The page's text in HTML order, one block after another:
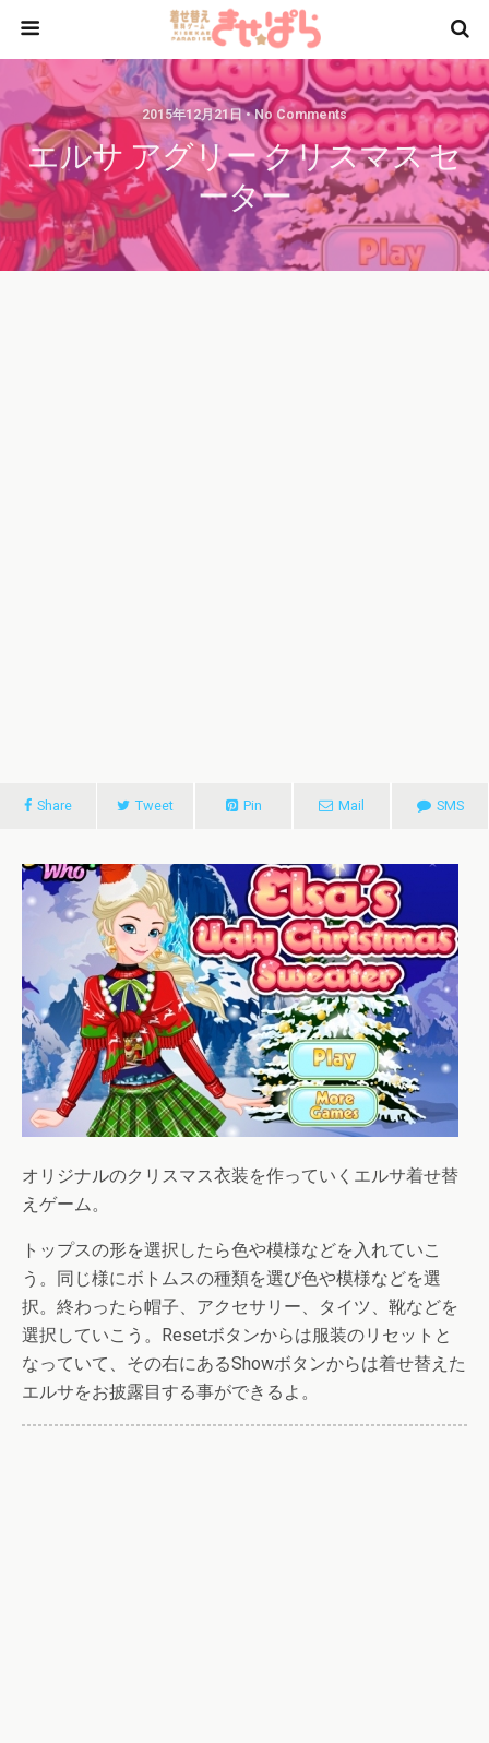
2015年12月21日 • No Comments
エルサ アグリー クリスマス セ
ーター
Share Tweet Pin Mail SMS
オリジナルのクリスマス衣装を作っていくエルサ着せ替
えゲーム。
トップスの形を選択したら色や模様などを入れていこ
う。同じ様にボトムスの種類を選び色や模様などを選
択。終わったら帽子、アクセサリー、タイツ、靴などを
選択していこう。Resetボタンからは服装のリセットと
なっていて、その右にあるShowボタンからは着せ替えた
エルサをお披露目する事ができるよ。